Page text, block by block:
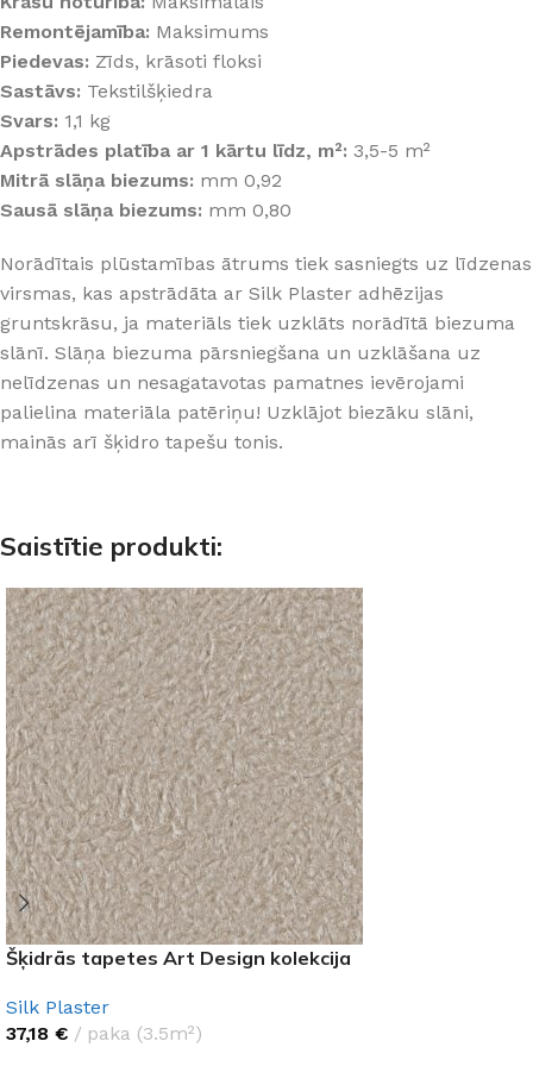
Remontējamība: Maksimums
Piedevas: Zīds, krāsoti floksi
Sastāvs: Tekstilšķiedra
Svars: 1,1 kg
Apstrādes platība ar 1 kārtu līdz, m²: 3,5-5 m²
Mitrā slāņa biezums: mm 0,92
Sausā slāņa biezums: mm 0,80
Norādītais plūstamības ātrums tiek sasniegts uz līdzenas
virsmas, kas apstrādāta ar Silk Plaster adhēzijas
gruntskrāsu, ja materiāls tiek uzklāts norādītā biezuma
slānī. Slāņa biezuma pārsniegšana un uzklāšana uz
nelīdzenas un nesagatavotas pamatnes ievērojami
palielina materiāla patēriņu! Uzklājot biezāku slāni,
mainās arī šķidro tapešu tonis.
Saistītie produkti:
Šķidrās tapetes Art Design kolekcija
Silk Plaster
37,18 € paka (3.5m²)